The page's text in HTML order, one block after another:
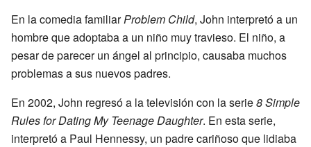
En la comedia familiarProblem Child, John interpretó a un
hombre que adoptaba a un niño muy travieso. El niño, a
pesar de parecer un ángel al principio, causaba muchos
problemas a sus nuevos padres.
En 2002, John regresó a la televisión con la serie8 Simple
Rules for Dating My Teenage Daughter. En esta serie,
interpretó a Paul Hennessy, un padre cariñoso que lidiaba